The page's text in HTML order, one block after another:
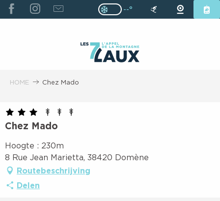
ALLER
AU
Page D’accueil Actuelle Hiver :
Page D’accueil Actuelle
--°
HOME Chez Mado
Chez Mado
Hoogte : 230m
8 Rue Jean Marietta, 38420 Domène
Routebeschrijving
Delen